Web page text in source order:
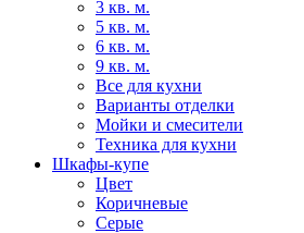
3 кв. м.
5 кв. м.
6 кв. м.
9 кв. м.
Все для кухни
Варианты отделки
Мойки и смесители
Техника для кухни
Шкафы-купе
Цвет
Коричневые
Серые